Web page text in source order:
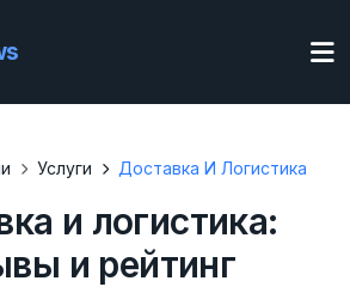
Услуги Доставка И Логистика
и логистика:
и рейтинг